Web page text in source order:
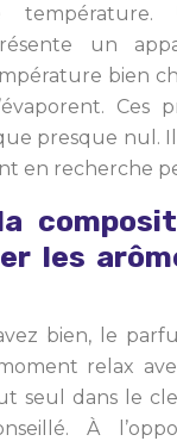
température.
un
bien
Ces
presque nul.
en recherche
les
bien, le
relax
seul dans le
À